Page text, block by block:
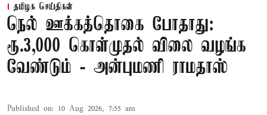
தமிழக செய்திகள்
நெல் ஊக்கத்தொகை போதாது:
ரூ.3,000 கொள்முதல் விலை வழங்க
வேண்டும் - அன்புமணி ராமதாஸ்
Published on: 10 Aug 2026, 7:55 am